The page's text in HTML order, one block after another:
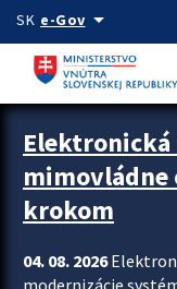
Preskocit na hlavný
SK e-Govarrow_drop_down
Zastavit automatický
mimovládne
krokom
04. 08. 2026